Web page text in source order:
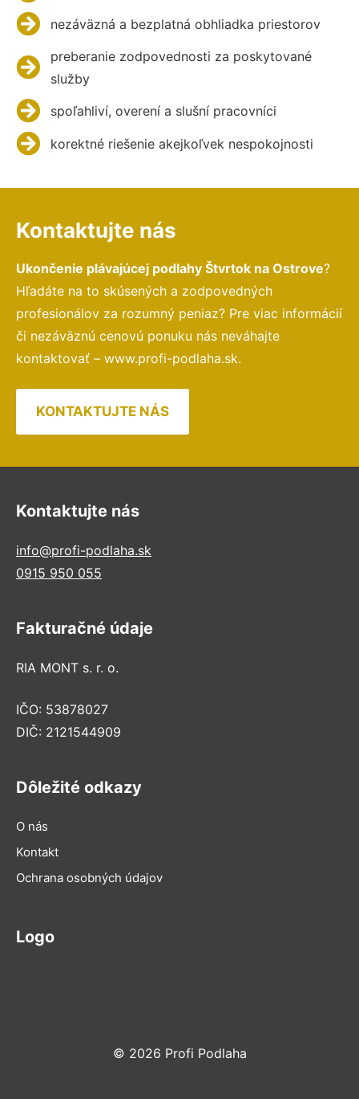
nezáväzná a bezplatná obhliadka priestorov
preberanie zodpovednosti za poskytované
služby
spoľahliví, overení a slušní pracovníci
korektné riešenie akejkoľvek nespokojnosti
Kontaktujte nás
Ukončenie plávajúcej podlahy Štvrtok na Ostrove?
Hľadáte na to skúsených a zodpovedných
profesionálov za rozumný peniaz? Pre viac informácií
či nezáväznú cenovú ponuku nás neváhajte
kontaktovať – www.profi-podlaha.sk.
KONTAKTUJTE NÁS
Kontaktujte nás
info@profi-podlaha.sk
0915 950 055
Fakturačné údaje
RIA MONT s. r. o.
IČO: 53878027
DIČ: 2121544909
Dôležité odkazy
O nás
Kontakt
Ochrana osobných údajov
Logo
© 2026 Profi Podlaha